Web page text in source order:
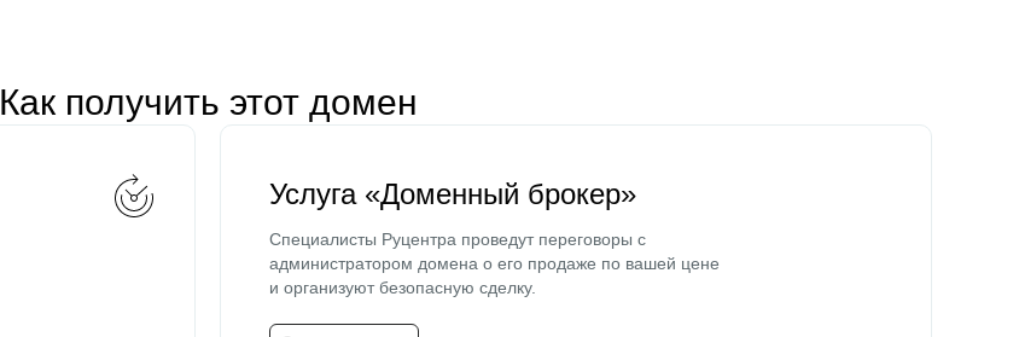
Как получить этот домен
Услуга «Доменный брокер»
Специалисты Руцентра проведут переговоры с
администратором домена о его продаже по вашей цене
и организуют безопасную сделку.